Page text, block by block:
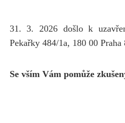
31. 3. 2026 došlo k
Pekařky 484/1a, 180 00 Praha
Se vším Vám pomůže